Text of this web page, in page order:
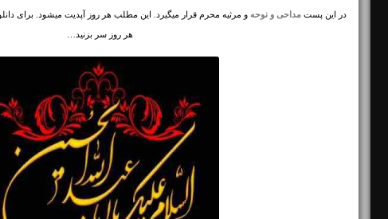
در این پست مداحی و نوحه و مرثیه محرم قرار میگیرد. این مطلب هر روز آپدیت میشود. برای
هر روز سر بزنید…